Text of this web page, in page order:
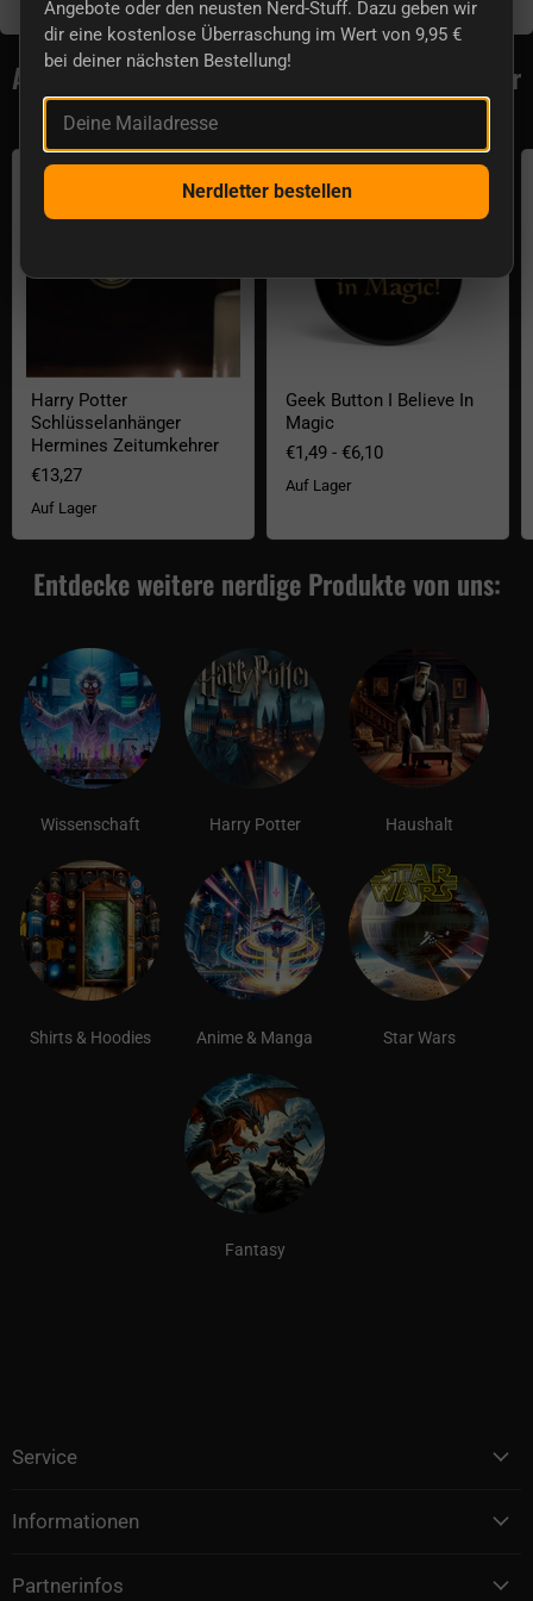
Würfelturm, Spderwürfel, Spielanleitung
Aktuell lieferbar aus der Kategorie Harry Potter
Accessoires
Harry Potter Schlüsselanhänger Hermines Zeitumkehrer
Harry Potter
Schlüsselanhänger
Hermines Zeitumkehrer
€13,27
Auf Lager
Geek Button I Believe In Magic
Geek Button I Believe In
Magic
€1,49 - €6,10
Auf Lager
Entdecke weitere nerdige Produkte von uns:
Wissenschaft Harry Potter Haushalt
Shirts & Hoodies Anime & Manga Star Wars
Fantasy
Service
Informationen
Partnerinfos
Angebote oder den neusten Nerd-Stuff. Dazu geben wir
dir eine kostenlose Überraschung im Wert von 9,95 €
bei deiner nächsten Bestellung!
Deine Mailadresse
Nerdletter bestellen